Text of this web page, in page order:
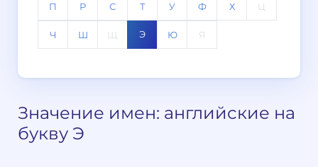
П Р С Т У Ф Х Ц
Ч Ш Э Ю Я
Значение имен: английские на
букву Э